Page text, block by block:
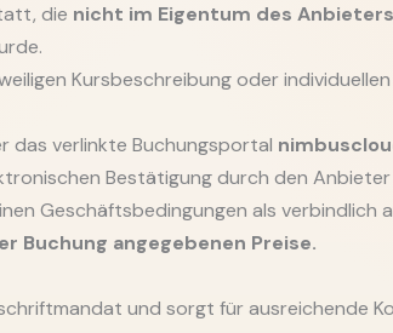
die nicht im Eigentum des Anbieters
Kursbeschreibung oder
das verlinkte Buchungsportal
Bestätigung durch den
Geschäftsbedingungen als verbindlich
Buchung angegebenen Preise.
und sorgt für ausreichende